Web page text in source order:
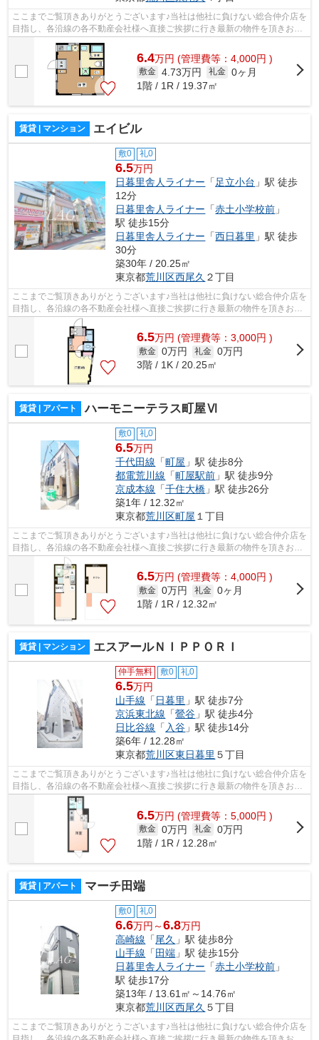
ここまでご覧頂きありがとうございます♪当社は他社に負けない総合仲介店を
目指し、各沿線の各不動産会社様へ直接ご挨拶に行き最新の物件を頂きお客
様へ提供しております！最新の情報は...
6.4万円 (管理費等：4,000円 )
敷金 4.73万円 礼金 0ヶ月
1階 / 1R / 19.37㎡
賃貸 | マンション エイビル
敷0 礼0
6.5万円
日暮里舎人ライナー 「 足立小台 」駅 徒歩
12分
日暮里舎人ライナー 「赤土小学校前 」
駅 徒歩15分
日暮里舎人ライナー 「西日暮里 」駅 徒歩
30分
築30年 / 20.25㎡
東京都荒川区西尾久 ２丁目
ここまでご覧頂きありがとうございます♪当社は他社に負けない総合仲介店を
目指し、各沿線の各不動産会社様へ直接ご挨拶に行き最新の物件を頂きお客
様へ提供しております！最新の情報は...
6.5万円 (管理費等：3,000円 )
敷金 0万円 礼金 0万円
3階 / 1K / 20.25㎡
賃貸 | アパート ハーモニーテラス町屋Ⅵ
敷0 礼0
6.5万円
千代田線 「町屋 」駅 徒歩8分
都電荒川線 「町屋駅前 」駅 徒歩9分
京成本線 「千住大橋 」駅 徒歩26分
築1年 / 12.32㎡
東京都荒川区町屋 １丁目
ここまでご覧頂きありがとうございます♪当社は他社に負けない総合仲介店を
目指し、各沿線の各不動産会社様へ直接ご挨拶に行き最新の物件を頂きお客
様へ提供しております！最新の情報は...
6.5万円 (管理費等：4,000円 )
敷金 0万円 礼金 0ヶ月
1階 / 1R / 12.32㎡
賃貸 | マンション エスアールＮＩＰＰＯＲＩ
仲手無料 敷0 礼0
6.5万円
山手線 「 日暮里 」駅 徒歩7分
京浜東北線 「鶯谷 」駅 徒歩4分
日比谷線 「 入谷 」駅 徒歩14分
築6年 / 12.28㎡
東京都荒川区東日暮里 ５丁目
ここまでご覧頂きありがとうございます♪当社は他社に負けない総合仲介店を
目指し、各沿線の各不動産会社様へ直接ご挨拶に行き最新の物件を頂きお客
様へ提供しております！最新の情報は...
6.5万円 (管理費等：5,000円 )
敷金 0万円 礼金 0万円
1階 / 1R / 12.28㎡
賃貸 | アパート マーチ田端
敷0 礼0
6.6万円～6.8万円
高崎線 「尾久 」駅 徒歩8分
山手線 「 田端 」駅 徒歩15分
日暮里舎人ライナー 「赤土小学校前 」
駅 徒歩17分
築13年 / 13.61㎡～14.76㎡
東京都荒川区西尾久 ５丁目
ここまでご覧頂きありがとうございます♪当社は他社に負けない総合仲介店を